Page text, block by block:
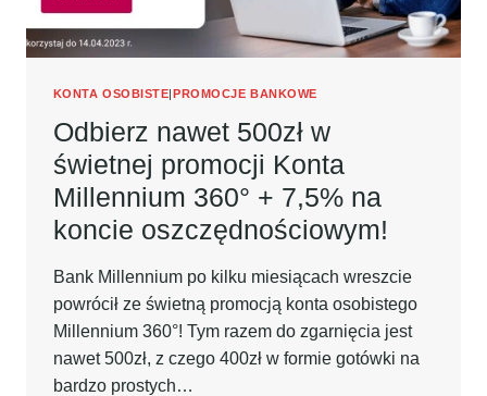
KONTA OSOBISTE|PROMOCJE BANKOWE
Odbierz nawet 500zł w
świetnej promocji Konta
Millennium 360° + 7,5% na
koncie oszczędnościowym!
Bank Millennium po kilku miesiącach wreszcie
powrócił ze świetną promocją konta osobistego
Millennium 360°! Tym razem do zgarnięcia jest
nawet 500zł, z czego 400zł w formie gotówki na
bardzo prostych…